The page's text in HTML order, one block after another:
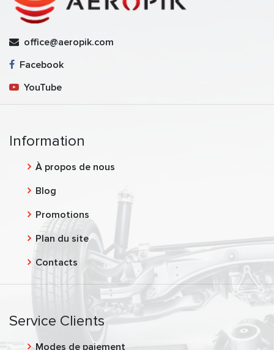
office@aeropik.com
Facebook
YouTube
Information
À propos de nous
Blog
Promotions
Plan du site
Contacts
Service Clients
Modes de paiement